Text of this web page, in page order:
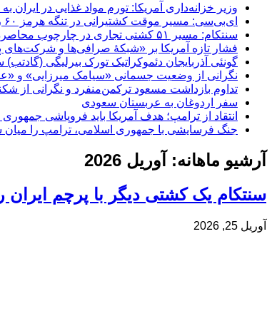
وزیر خزانه‌داری آمریکا: تورم مواد غذایی در ایران به ۱۸۰ درصد رسیده است
ای‌بی‌سی: مسیر موقت کشتیرانی در تنگه هرمز ۶۰ روزه خواهد بود
سنتکام: مسیر ۵۱ کشتی تجاری در چارچوب محاصره دریایی جمهوری اسلامی تغییر داده شد؛ دو کشتی از کار افتادند
فشار تازه آمریکا بر «شبکۀ صرافی‌ها و
گونئی آذربایجان دئموکراتیک تورک بیرلیگی
نگرانی از وضعیت جسمانی «سیامک میرزایی» و
تداوم بازداشت مسعود ترکمن‌منفرد و نگرانی از
سفر اردوغان به عربستان‌ سعودی
انتقاد از ترامپ؛ هدف آمریکا باید فروپاشی
جنگ فرسایشی با جمهوری اسلامی، ترامپ را میان
آرشیو ماهانه:
آوریل 2026
سنتکام یک کشتی دیگر با پرچم ایران
آوریل 25, 2026